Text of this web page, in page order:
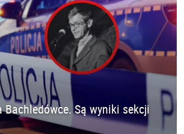
Bachledówce. Są wyniki sekcji